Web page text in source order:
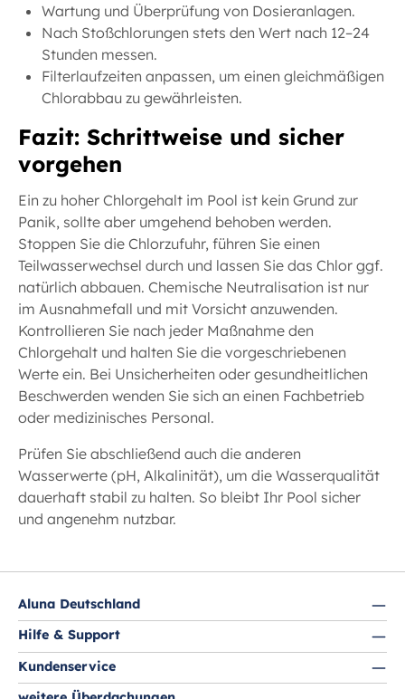
Wartung und Überprüfung von Dosieranlagen.
Nach Stoßchlorungen stets den Wert nach 12–24
Stunden messen.
Filterlaufzeiten anpassen, um einen gleichmäßigen
Chlorabbau zu gewährleisten.
Fazit: Schrittweise und sicher
vorgehen
Ein zu hoher Chlorgehalt im Pool ist kein Grund zur
Panik, sollte aber umgehend behoben werden.
Stoppen Sie die Chlorzufuhr, führen Sie einen
Teilwasserwechsel durch und lassen Sie das Chlor ggf.
natürlich abbauen. Chemische Neutralisation ist nur
im Ausnahmefall und mit Vorsicht anzuwenden.
Kontrollieren Sie nach jeder Maßnahme den
Chlorgehalt und halten Sie die vorgeschriebenen
Werte ein. Bei Unsicherheiten oder gesundheitlichen
Beschwerden wenden Sie sich an einen Fachbetrieb
oder medizinisches Personal.
Prüfen Sie abschließend auch die anderen
Wasserwerte (pH, Alkalinität), um die Wasserqualität
dauerhaft stabil zu halten. So bleibt Ihr Pool sicher
und angenehm nutzbar.
Aluna Deutschland
Hilfe & Support
Kundenservice